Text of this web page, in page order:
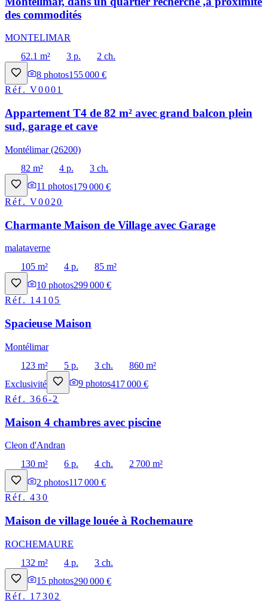
des commodités
MONTELIMAR
62.1 m²
3 p.
2 ch.
8 photos155 000 €
Réf.V0001
Appartement T4 de 82 m² avec grand balcon plein
sud, garage et cave
Montélimar (26200)
82 m²
4 p.
3 ch.
11 photos179 000 €
Réf.V0020
Charmante Maison de Village avec Garage
malataverne
105 m²
4 p.
85 m²
10 photos299 000 €
Réf. 14105
Spacieuse Maison
Montélimar
123 m²
5 p. 3 ch.
860 m²
Exclusivité
9 photos417 000 €
Réf.366-2
Maison 4 chambres avec piscine
Cleon d'Andran
130 m²
6 p. 4 ch.
2 700 m²
2 photos117 000 €
Réf.430
Maison de village louée à Rochemaure
ROCHEMAURE
132 m²
4 p.
3 ch.
15 photos290 000 €
Réf. 17302